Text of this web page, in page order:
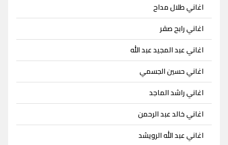
اغاني طلال مداح
اغاني رابح صقر
اغاني عبد المجيد عبد الله
اغاني حسين الجسمي
اغاني راشد الماجد
اغاني خالد عبد الرحمن
اغاني عبد الله الرويشد